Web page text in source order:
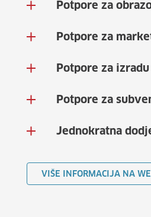
Potpore za
Potpore za
Potpore za
Potpore za
Jednokratna
VIŠE INFORMACIJA NA